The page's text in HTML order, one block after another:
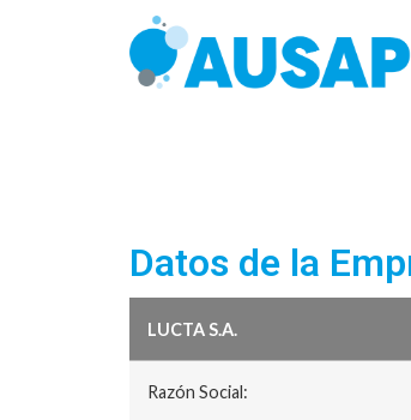
Datos de la
LUCTA S.A.
Razón Social: